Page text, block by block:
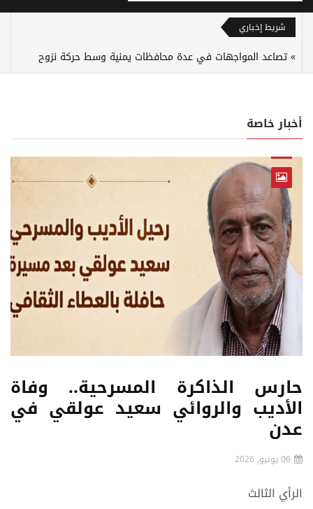
شريط إخباري
تصاعد المواجهات في عدة محافظات يمنية وسط حركة نزوح
أخبار خاصة
حارس الذاكرة المسرحية.. وفاة
الأديب والروائي سعيد عولقي في
عدن
06 يونيو, 2026
الرأي الثالث